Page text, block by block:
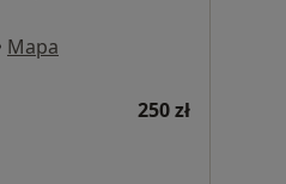
Mapa
250 zł